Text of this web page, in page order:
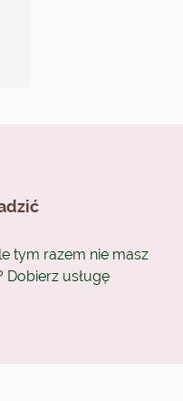
tym razem nie masz
usługę